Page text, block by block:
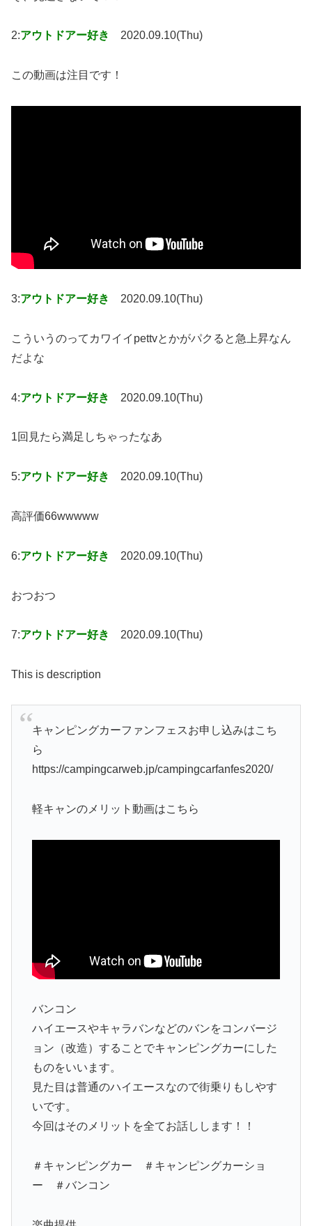
2:アウトドアー好き 2020.09.10(Thu)
この動画は注目です！
3:アウトドアー好き 2020.09.10(Thu)
こういうのってカワイイpettvとかがパクると急上昇なん
だよな
4:アウトドアー好き 2020.09.10(Thu)
1回見たら満足しちゃったなあ
5:アウトドアー好き 2020.09.10(Thu)
高評価66wwwww
6:アウトドアー好き 2020.09.10(Thu)
おつおつ
7:アウトドアー好き 2020.09.10(Thu)
This is description
キャンピングカーファンフェスお申し込みはこち
ら
https://campingcarweb.jp/campingcarfanfes2020/
軽キャンのメリット動画はこちら
バンコン
ハイエースやキャラバンなどのバンをコンバージ
ョン（改造）することでキャンピングカーにした
ものをいいます。
見た目は普通のハイエースなので街乗りもしやす
いです。
今回はそのメリットを全てお話しします！！
＃キャンピングカー ＃キャンピングカーショ
ー ＃バンコン